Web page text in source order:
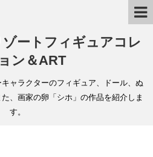
ートフィギュアコレ
ン＆ART
ャラクターのフィギュア、ドール、ぬ
、画家の卵「シホ」の作品を紹介しま
す。